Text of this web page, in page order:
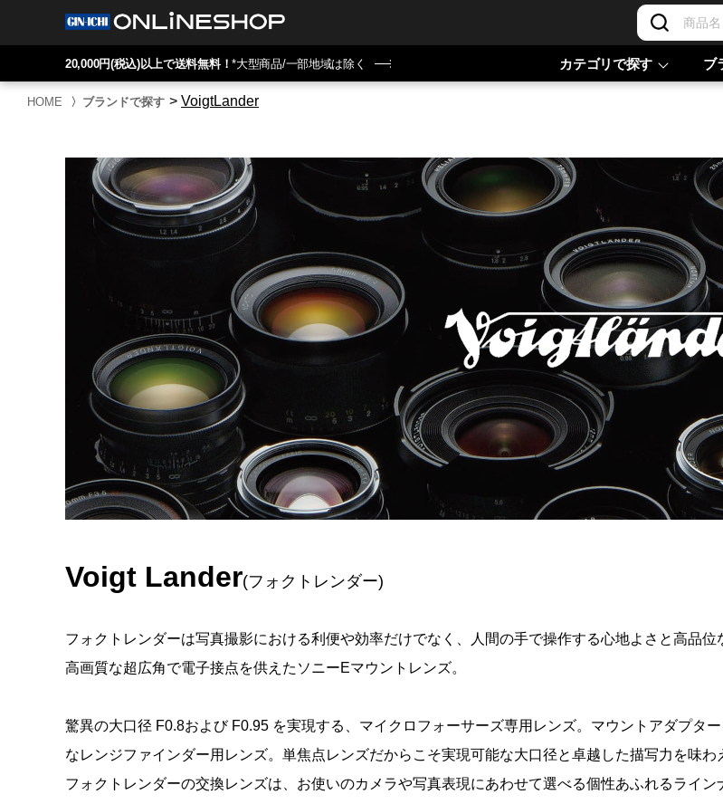
20,000円(税込)以上で送料無料！*大型商品/一部地域は除く カテゴリで探す ブ
HOME 〉 ブランドで探す > VoigtLander
Voigt Lander(フォクトレンダー)
フォクトレンダーは写真撮影における利便や効率だけでなく、人間の手で操作する心地よさと高品位
高画質な超広角で電子接点を供えたソニーEマウントレンズ。
驚異の大口径 F0.8および F0.95 を実現する、マイクロフォーサーズ専用レンズ。マウントアダプタ
なレンジファインダー用レンズ。単焦点レンズだからこそ実現可能な大口径と卓越した描写力を味わ
フォクトレンダーの交換レンズは、お使いのカメラや写真表現にあわせて選べる個性あふれるライン